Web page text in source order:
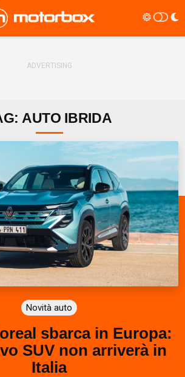
AUTO IBRIDA
Novità auto
sbarca in Europa:
SUV non arriverà in
Italia